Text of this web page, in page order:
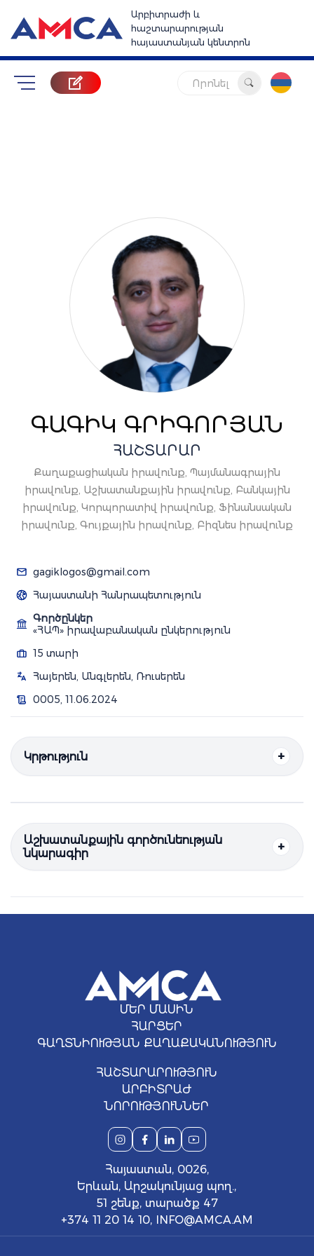
Արբիտրաժի և
հաշտարարության
հայաստանյան կենտրոն
Որոնել
ԳԱԳԻԿ ԳՐԻԳՈՐՅԱՆ
ՀԱՇՏԱՐԱՐ
Քաղաքացիական իրավունք, Պայմանագրային
իրավունք, Աշխատանքային իրավունք, Բանկային
իրավունք, Կորպորատիվ իրավունք, Ֆինանսական
իրավունք, Գույքային իրավունք, Բիզնես իրավունք
gagiklogos@gmail.com
Հայաստանի Հանրապետություն
Գործընկեր
«ՀԱՊ» իրավաբանական ընկերություն
15 տարի
Հայերեն, Անգլերեն, Ռուսերեն
0005, 11.06.2024
Կրթություն
Աշխատանքային գործունեության
նկարագիր
ՄԵՐ ՄԱՍԻՆ
ՀԱՐՑԵՐ
ԳԱՂՏՆԻՈՒԹՅԱՆ ՔԱՂԱՔԱԿԱՆՈՒԹՅՈՒՆ
ՀԱՇՏԱՐԱՐՈՒԹՅՈՒՆ
ԱՐԲԻՏՐԱԺ
ՆՈՐՈՒԹՅՈՒՆՆԵՐ
Հայաստան, 0026,
Երևան, Արշակունյաց պող.,
51 շենք, տարածք 47
+374 11 20 14 10, INFO@AMCA.AM